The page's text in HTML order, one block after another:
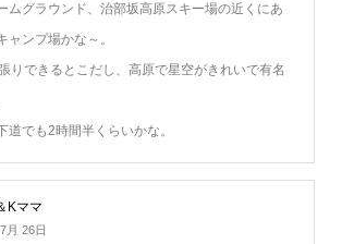
ムグラウンド、治部坂高原スキー場の近くにあ
ャンプ場かな～。
りできるとこだし、高原で星空がきれいで有名
道でも2時間半くらいかな。
Kママ
月 26日